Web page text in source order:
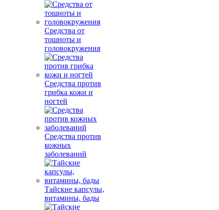
Средства от
тошноты и
головокружения
Средства против
грибка кожи и
ногтей
Средства против
кожных
заболеваний
Тайские капсулы,
витамины, бады